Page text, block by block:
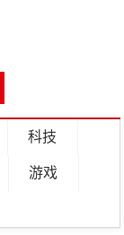
科技
游戏